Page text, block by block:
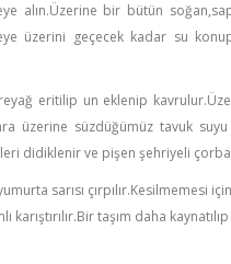
alın.Üzerine bir bütün
üzerini geçecek kadar su
eritilip un eklenip
üzerine süzdüğümüz tavuk
didiklenir ve pişen şehriyeli
sarısı çırpılır.Kesilmemesi
karıştırılır.Bir taşım daha